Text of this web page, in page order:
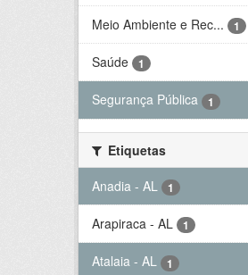
Meio Ambiente e Rec... 1
Saúde 1
Segurança Pública 1
Etiquetas
Anadia - AL
1
Arapiraca - AL 1
Atalaia - AL 1